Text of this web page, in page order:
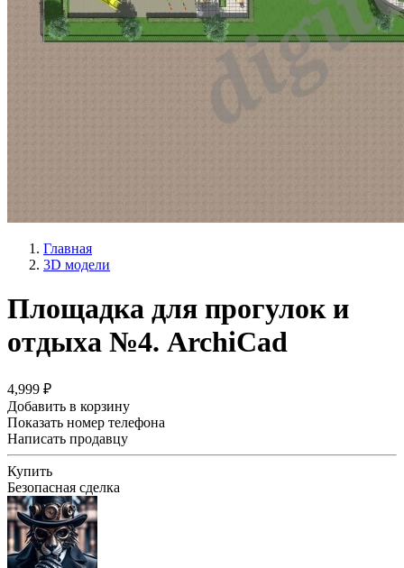
Главная
3D модели
Площадка для прогулок и
отдыха №4. ArchiCad
4,999 ₽
Добавить в корзину
Показать номер телефона
Написать продавцу
Купить
Безопасная сделка